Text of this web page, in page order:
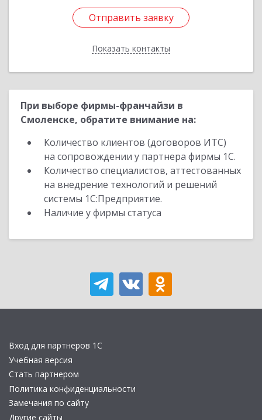
Отправить заявку
Показать контакты
Отправить заявку
Назад
При выборе фирмы-франчайзи в
Смоленске, обратите внимание на:
Количество клиентов (договоров ИТС)
на сопровождении у партнера фирмы 1С.
Количество специалистов, аттестованных
на внедрение технологий и решений
системы 1С:Предприятие.
Наличие у фирмы статуса
Вход для партнеров 1С
Учебная версия
Стать партнером
Политика конфиденциальности
Замечания по сайту
Другие сайты